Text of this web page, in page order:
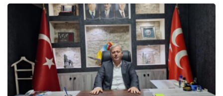
Nimetullah
Türkay
Dönemi
Haberleri